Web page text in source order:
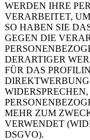
WERDEN IHRE
VERARBEITET,
SO HABEN SIE
GEGEN DIE
DERARTIGER
FÜR DAS
MEHR ZUM
VERWENDET
DSGVO).